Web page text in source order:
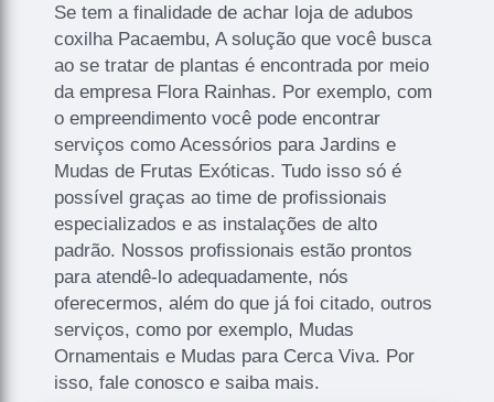
Se tem a finalidade de achar loja de adubos
coxilha Pacaembu, A solução que você busca
ao se tratar de plantas é encontrada por meio
da empresa Flora Rainhas. Por exemplo, com
o empreendimento você pode encontrar
serviços como Acessórios para Jardins e
Mudas de Frutas Exóticas. Tudo isso só é
possível graças ao time de profissionais
especializados e as instalações de alto
padrão. Nossos profissionais estão prontos
para atendê-lo adequadamente, nós
oferecermos, além do que já foi citado, outros
serviços, como por exemplo, Mudas
Ornamentais e Mudas para Cerca Viva. Por
isso, fale conosco e saiba mais.